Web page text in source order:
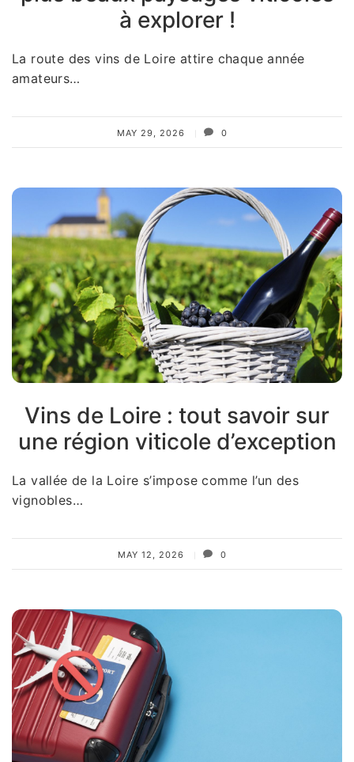
à explorer !
La route des vins de Loire attire chaque année
amateurs…
MAY 29, 2026 0
Vins de Loire : tout savoir sur
une région viticole d’exception
La vallée de la Loire s’impose comme l’un des
vignobles…
MAY 12, 2026 0